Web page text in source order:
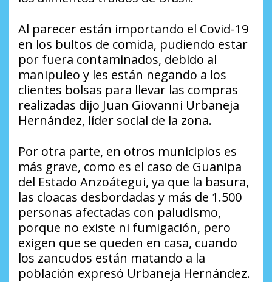
Al parecer están importando el Covid-19
en los bultos de comida, pudiendo estar
por fuera contaminados, debido al
manipuleo y les están negando a los
clientes bolsas para llevar las compras
realizadas dijo Juan Giovanni Urbaneja
Hernández, líder social de la zona.
Por otra parte, en otros municipios es
más grave, como es el caso de Guanipa
del Estado Anzoátegui, ya que la basura,
las cloacas desbordadas y más de 1.500
personas afectadas con paludismo,
porque no existe ni fumigación, pero
exigen que se queden en casa, cuando
los zancudos están matando a la
población expresó Urbaneja Hernández.